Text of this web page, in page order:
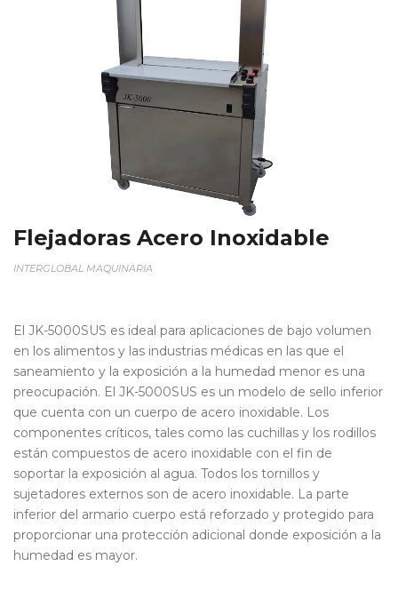
Flejadoras Acero Inoxidable
INTERGLOBAL MAQUINARIA
El JK-5000SUS es ideal para aplicaciones de bajo volumen
en los alimentos y las industrias médicas en las que el
saneamiento y la exposición a la humedad menor es una
preocupación. El JK-5000SUS es un modelo de sello inferior
que cuenta con un cuerpo de acero inoxidable. Los
componentes críticos, tales como las cuchillas y los rodillos
están compuestos de acero inoxidable con el fin de
soportar la exposición al agua. Todos los tornillos y
sujetadores externos son de acero inoxidable. La parte
inferior del armario cuerpo está reforzado y protegido para
proporcionar una protección adicional donde exposición a la
humedad es mayor.